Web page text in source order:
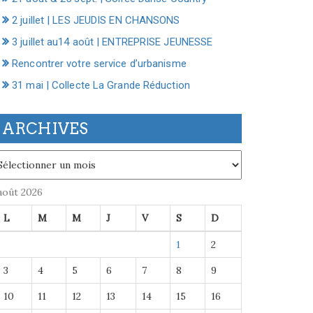
2 juillet | LES JEUDIS EN CHANSONS
3 juillet au14 août | ENTREPRISE JEUNESSE
Rencontrer votre service d’urbanisme
31 mai | Collecte La Grande Réduction
ARCHIVES
2026
L M M J V S D
1 2
3 4 5 6 7 8 9
10 11 12 13 14 15 16